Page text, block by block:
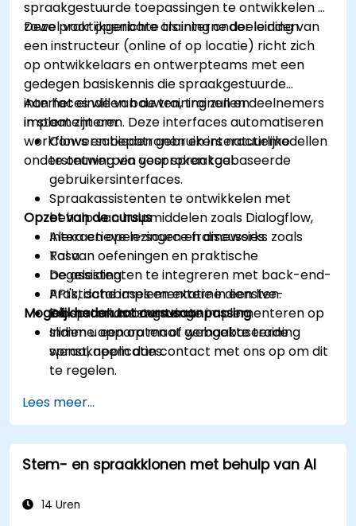
spraakgestuurde toepassingen te ontwikkelen –
zowel voor openbare als interne doeleinden.
Deze praktijkgerichte training onder leiding van
een instructeur (online of op locatie) richt zich
op ontwikkelaars en ontwerpteams met een
gedegen basiskennis die spraakgestuurde
interfaces willen bouwen, trainen en
implementeren. Deze interfaces automatiseren
workflows en bieden gebruikers natuurlijke
ondersteuning via gesproken taal.
Aan het einde van de training zullen deelnemers
in staat zijn om:
Conversatiepatronen en interactiemodellen
te ontwerpen voor spraakgebaseerde
gebruikersinterfaces.
Spraakassistenten te ontwikkelen met
behulp van hulpmiddelen zoals Dialogflow,
Alexa en open-source frameworks zoals
Rasa.
De assistenten te integreren met back-end-
API's, databases en externe diensten.
De spraakassistenten te implementeren op
slimme apparaten of webgebaseerde
spraakapplicaties.
Opzet van de cursus
Interactieve lezingen en discussies.
Tal van oefeningen en praktische
begeleiding.
Praktische implementatie in een live-
laboratoriumomgeving.
Mogelijkheden tot cursusaanpassing
Indien u een op maat gemaakte training
wenst, neem dan contact met ons op om dit
te regelen.
Lees meer...
Stem- en spraakklonen met behulp van AI
14 Uren